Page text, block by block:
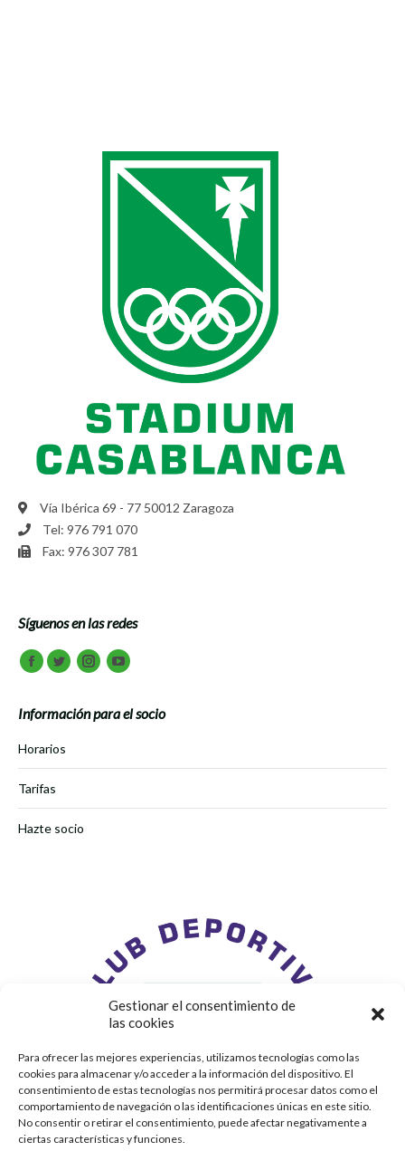
Gestionar el consentimiento de
las cookies
Para ofrecer las mejores experiencias, utilizamos tecnologías como las
cookies para almacenar y/o acceder a la información del dispositivo. El
consentimiento de estas tecnologías nos permitirá procesar datos como el
comportamiento de navegación o las identificaciones únicas en este sitio.
No consentir o retirar el consentimiento, puede afectar negativamente a
ciertas características y funciones.
Vía Ibérica 69 - 77 50012 Zaragoza
Tel: 976 791 070
Fax: 976 307 781
Síguenos en las redes
Encuéntranos en:
Facebook
TwitterInstagramYoutube
Información para el socio
Horarios
Tarifas
Hazte socio